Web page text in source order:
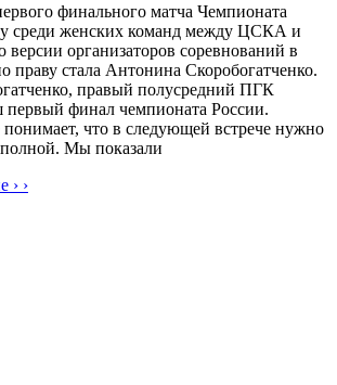
финального матча Чемпионата
среди женских команд между ЦСКА и
организаторов соревнований в
праву стала Антонина Скоробогатченко.
правый полусредний ПГК
финал чемпионата России.
что в следующей встрече нужно
Мы показали
› ›